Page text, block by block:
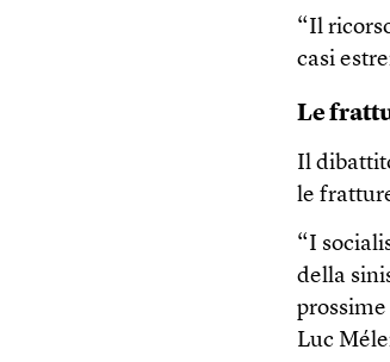
“Il
casi
Le
Il
le
“I
della
Luc